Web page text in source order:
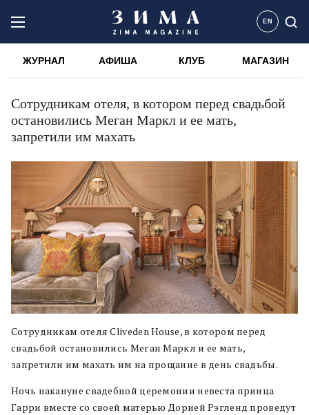
EN
ЖУРНАЛ АФИША КЛУБ МАГАЗИН
Сотрудникам отеля, в котором перед свадьбой
остановились Меган Маркл и ее мать,
запретили им махать
Сотрудникам отеля Cliveden House, в котором перед
свадьбой остановились Меган Маркл и ее мать,
запретили им махать им на прощание в день свадьбы.
Ночь накануне свадебной церемонии невеста принца
Гарри вместе со своей матерью Дорией Рэгленд проведут